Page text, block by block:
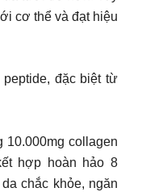
cơ thể và đạt hiệu
đặc biệt từ
10.000mg collagen
hợp hoàn hảo 8
chắc khỏe, ngăn